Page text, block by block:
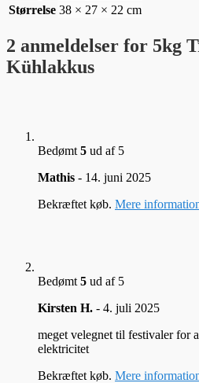
Størrelse 38 × 27 × 22 cm
2 anmeldelser for 5kg
Kühlakkus
Bedømt 5 ud af 5
Mathis - 14. juni 2025
Bekræftet køb. Mere
Bedømt 5 ud af 5
Kirsten H. - 4. juli 2025
meget velegnet til festivaler for
elektricitet
Bekræftet køb. Mere